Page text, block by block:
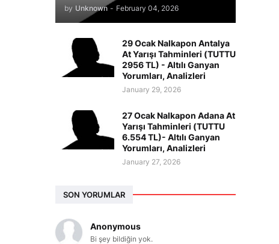
by Unknown - February 04, 2026
29 Ocak Nalkapon Antalya
At Yarışı Tahminleri (TUTTU
2956 TL) - Altılı Ganyan
Yorumları, Analizleri
January 29, 2026
27 Ocak Nalkapon Adana At
Yarışı Tahminleri (TUTTU
6.554 TL)- Altılı Ganyan
Yorumları, Analizleri
January 27, 2026
SON YORUMLAR
Anonymous
Bi şey bildiğin yok.